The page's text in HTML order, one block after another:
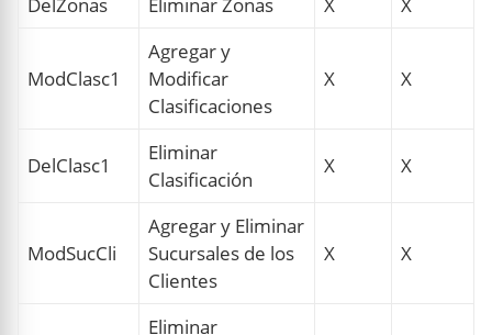
ModClasc1
Agregar y
Modificar
Clasificaciones
X X
DelClasc1
Eliminar
Clasificación
X X
ModSucCli
Agregar y Eliminar
Sucursales de los
Clientes
X X
Eliminar